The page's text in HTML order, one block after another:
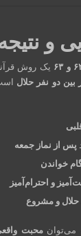
و
یک روش
بین دو نفر حلال
پس از نماز جمعه
خواندن
و احترام‌آمیز
حلال و مشروع
می‌توانمحبت